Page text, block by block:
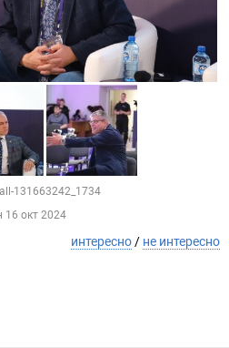
131663242_1734
16 окт 2024
интересно / не интересно